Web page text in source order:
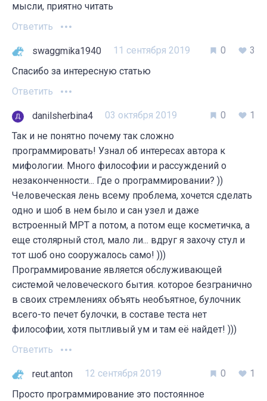
danilsherbina4 03 октября 2019 0
1
Так и не понятно почему так сложно
программировать! Узнал об интересах автора к
мифологии. Много философии и рассуждений о
незаконченности... Где о программировании? ))
Человеческая лень всему проблема, хочется сделать
одно и шоб в нем было и сан узел и даже
встроенный МРТ а потом, а потом еще косметичка, а
еще столярный стол, мало ли... вдруг я захочу стул и
тот шоб оно сооружалось само! )))
Программирование является обслуживающей
системой человеческого бытия. которое безгранично
в своих стремлениях объять необъятное, булочник
всего-то печет булочки, в составе теста нет
философии, хотя пытливый ум и там её найдет! )))
Ответить
reut.anton 12 сентября 2019 0
1
Просто программирование это постоянное
мысли, приятно читать
Ответить
swaggmika1940 11 сентября 2019 0
3
Спасибо за интересную статью
Ответить